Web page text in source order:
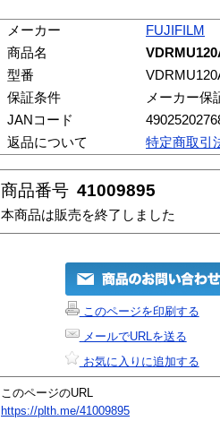
メーカー
FUJIFILM
商品名
型番
保証条件
メーカー保
JANコード
返品について
特定商取引
商品番号 41009895
本商品は販売を終了しました
このページを印刷する
メールでURLを送る
お気に入りに追加する
このページのURL
https://plth.me/41009895